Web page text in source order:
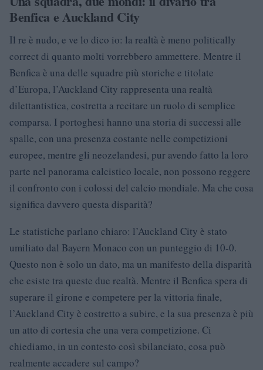
Benfica e Auckland City
Il re è nudo, e ve lo dico io: la realtà è meno politically
correct di quanto molti vorrebbero ammettere. Mentre il
Benfica è una delle squadre più storiche e titolate
d’Europa, l’Auckland City rappresenta una realtà
dilettantistica, costretta a recitare un ruolo di semplice
comparsa. I portoghesi hanno una storia di successi alle
spalle, con una presenza costante nelle competizioni
europee, mentre gli neozelandesi, pur avendo fatto la loro
parte nel panorama calcistico locale, non possono reggere
il confronto con i colossi del calcio mondiale. Ma che cosa
significa davvero questa disparità?
Le statistiche parlano chiaro: l’Auckland City è stato
umiliato dal Bayern Monaco con un punteggio di 10-0.
Questo non è solo un dato, ma un manifesto della disparità
che esiste tra queste due realtà. Mentre il Benfica spera di
superare il girone e competere per la vittoria finale,
l’Auckland City è costretto a subire, e la sua presenza è più
un atto di cortesia che una vera competizione. Ci
chiediamo, in un contesto così sbilanciato, cosa può
realmente accadere sul campo?